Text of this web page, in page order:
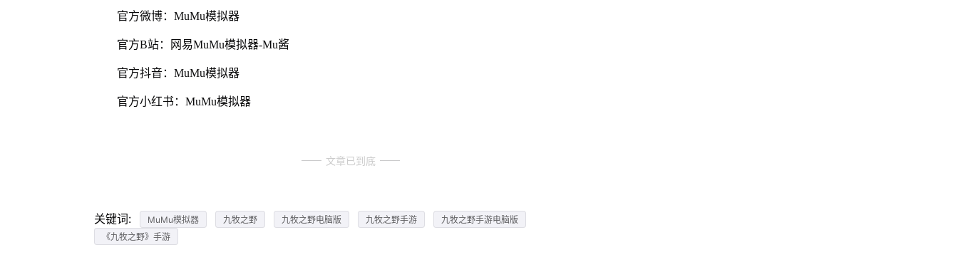
官方微博：MuMu模拟器
官方B站：网易MuMu模拟器-Mu酱
官方抖音：MuMu模拟器
官方小红书：MuMu模拟器
文章已到底
关键词: MuMu模拟器 九牧之野 九牧之野电脑版 九牧之野手游
九牧之野手游电脑版
《九牧之野》手游